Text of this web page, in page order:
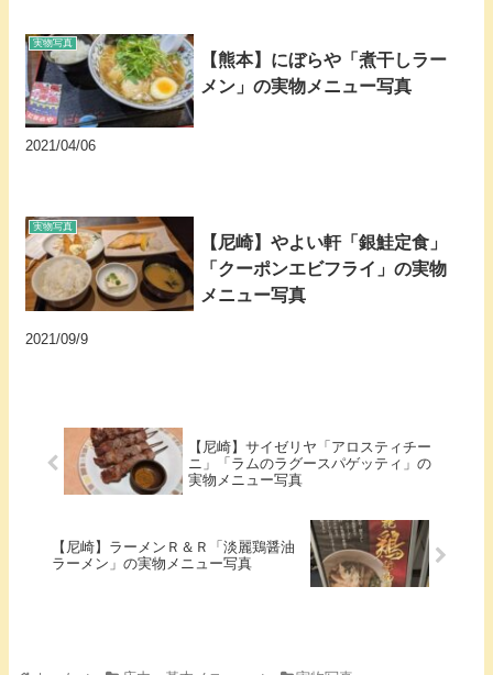
実物写真
【熊本】にぼらや「煮干しラー
メン」の実物メニュー写真
2021/04/06
実物写真
【尼崎】やよい軒「銀鮭定食」
「クーポンエビフライ」の実物
メニュー写真
2021/09/9
【尼崎】サイゼリヤ「アロスティチー
ニ」「ラムのラグースパゲッティ」の
実物メニュー写真
【尼崎】ラーメンＲ＆Ｒ「淡麗鶏醤油
ラーメン」の実物メニュー写真